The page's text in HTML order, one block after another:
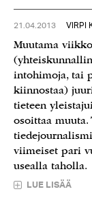
21.04.2013 VIRPI
Muutama
intohimoja, tai
kiinnostaa)
tieteen
osoittaa
viimeiset pari
usealla taholla.
LUE LISÄÄ